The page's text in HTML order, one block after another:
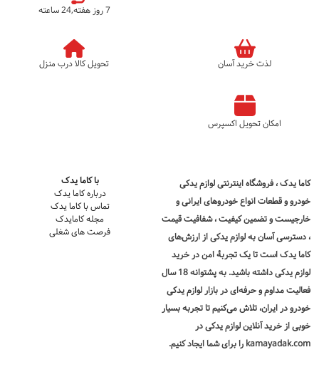
7 روز هفته,24 ساعته
لذت خرید آسان تحویل کالا درب منزل
امکان تحویل اکسپرس
کاما یدک، فروشگاه اینترنتی لوازم یدکی
خودرو و قطعات انواع خودروهای ایرانی و
خارجیست و تضمین کیفیت ، شفافیت قیمت
، دسترسی آسان به لوازم یدکی از ارزش‌های
کاما یدک است تا یک تجربۀ امن درخرید
لوازم یدکی
داشته باشید. به پشتوانه 18 سال
فعالیت مداوم و حرفه‌ای در بازار لوازم یدکی
خودرو در ایران، تلاش می‌کنیم تا تجربه بسیار
خوبی از خرید آنلاین لوازم یدکی در
kamayadak.com را برای شما ایجاد کنیم.
با کاما یدک
درباره کاما یدک
تماس با کاما یدک
مجله کامایدک
فرصت های شغلی